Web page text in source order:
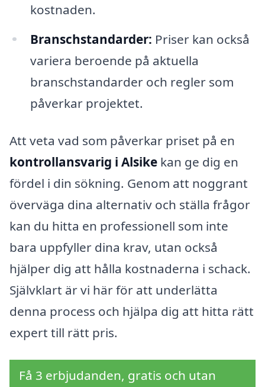
kostnaden.
Branschstandarder: Priser kan också
variera beroende på aktuella
branschstandarder och regler som
påverkar projektet.
Att veta vad som påverkar priset på en
kontrollansvarig i Alsike kan ge dig en
fördel i din sökning. Genom att noggrant
överväga dina alternativ och ställa frågor
kan du hitta en professionell som inte
bara uppfyller dina krav, utan också
hjälper dig att hålla kostnaderna i schack.
Självklart är vi här för att underlätta
denna process och hjälpa dig att hitta rätt
expert till rätt pris.
Få 3 erbjudanden, gratis och utan